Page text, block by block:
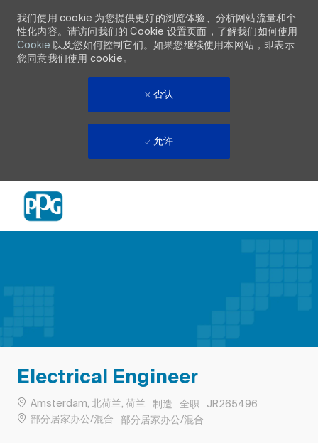
我们使用 cookie 为您提供更好的浏览体验、分析网站流量和个
性化内容。请访问我们的 Cookie 设置页面，了解我们如何使用
Cookie 以及您如何控制它们。如果您继续使用本网站，即表示
您同意我们使用 cookie。
否认
允许
Electrical Engineer
位置Amsterdam, 北荷兰, 荷兰 类别
制造 工作类型
全职 作业 ID
JR265496
部分居家办公/混合
Remote
部分居家办公/混合